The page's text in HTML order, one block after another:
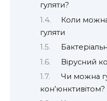
гуляти?
Коли
гуляти
Вірусний
Чи можна
кон’юнктивітом?